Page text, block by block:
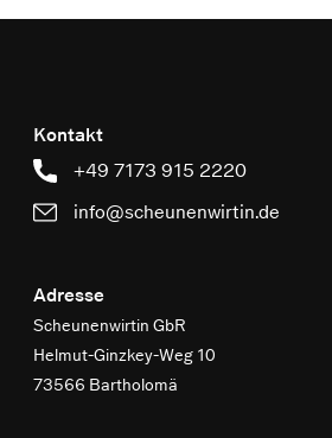
Kontakt
+49 7173 915 2220
info@scheunenwirtin.de
Adresse
Scheunenwirtin GbR
Helmut-Ginzkey-Weg 10
73566 Bartholomä